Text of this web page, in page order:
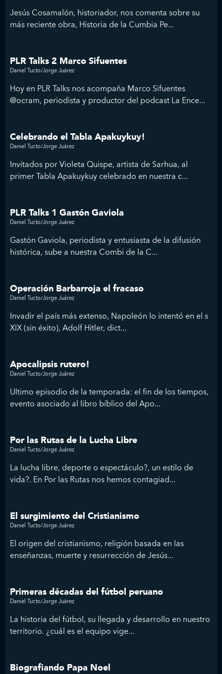
Jesús Cosamalón, historiador, nos comenta sobre su
más reciente obra, Historia de la Cumbia Pe...
PLR Talks 2 Marco Sifuentes
Daniel Tucto/Jorge Juárez
Hoy en PLR Talks nos acompaña Marco Sifuentes
@ocram, periodista y productor del podcast La Ence...
Celebrando el Tabla Apakuykuy!
Daniel Tucto/Jorge Juárez
Invitados por Violeta Quispe, artista de Sarhua, al
primer Tabla Apakuykuy celebrado en nuestra c...
PLR Talks 1 Gastón Gaviola
Daniel Tucto/Jorge Juárez
Gastón Gaviola, periodista y entusiasta de la difusión
histórica, sube a nuestra Combi de la C...
Operación Barbarroja el fracaso
Daniel Tucto/Jorge Juárez
Invadir el país más extenso, Napoleón lo intentó en el s
XIX (sin éxito), Adolf Hitler, dict...
Apocalipsis rutero!
Daniel Tucto/Jorge Juárez
Ultimo episodio de la temporada: el fin de los tiempos,
evento asociado al libro bíblico del Apo...
Por las Rutas de la Lucha Libre
Daniel Tucto/Jorge Juárez
La lucha libre, deporte o espectáculo?, un estilo de
vida?. En Por las Rutas nos hemos contagiad...
El surgimiento del Cristianismo
Daniel Tucto/Jorge Juárez
El origen del cristianismo, religión basada en las
enseñanzas, muerte y resurrección de Jesús...
Primeras décadas del fútbol peruano
Daniel Tucto/Jorge Juárez
La historia del fútbol, su llegada y desarrollo en nuestro
territorio. ¿cuál es el equipo vige...
Biografiando Papa Noel